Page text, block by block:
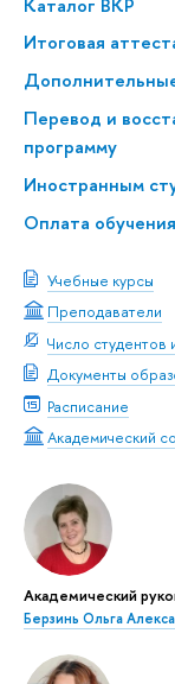
Итоговая
Перевод и
программу
Иностранным
Оплата обучения
Учебные курсы
Преподаватели
Число студентов
Документы
Расписание
Академический
Академический
Берзинь Ольга